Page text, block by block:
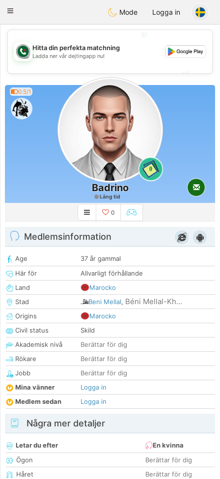
Weshrak
Toggle
Mode Logga in
💖
💕
💕
Hitta din perfekta matchning
Ladda ner vår dejtingapp nu!
0.5/1
0
Badrino
Lång tid
0
Medlemsinformation
Age
37 år gammal
Här för
Allvarligt förhållande
Land
Marocko
Stad
Beni Mellal, Béni Mellal-Kh...
Origins
Marocko
Civil status
Skild
Akademisk nivå
Berättar för dig
Rökare
Berättar för dig
Jobb
Berättar för dig
Mina vänner
Logga in
Medlem sedan
Logga in
Några mer detaljer
Letar du efter
En kvinna
Ögon
Berättar för dig
Håret
Berättar för dig